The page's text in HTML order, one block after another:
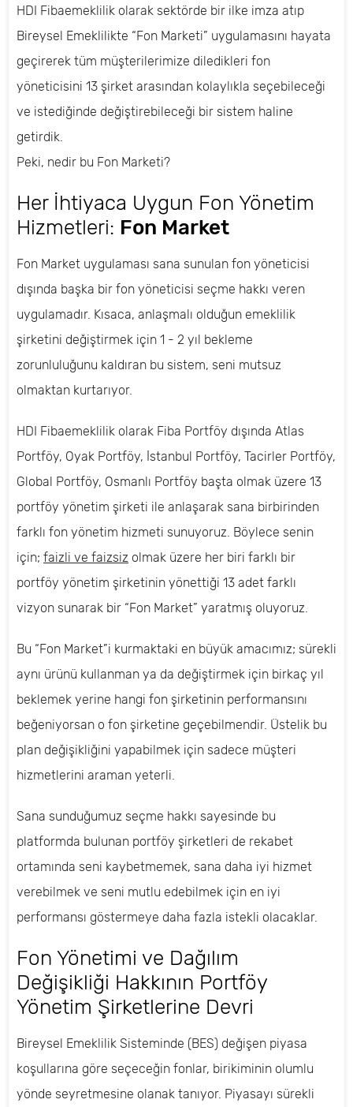
HDI Fibaemeklilik olarak sektörde bir ilke imza atıp
Bireysel Emeklilikte “Fon Marketi” uygulamasını hayata
geçirerek tüm müşterilerimize diledikleri fon
yöneticisini 13 şirket arasından kolaylıkla seçebileceği
ve istediğinde değiştirebileceği bir sistem haline
getirdik.
Peki, nedir bu Fon Marketi?
Her İhtiyaca Uygun Fon Yönetim
Hizmetleri: Fon Market
Fon Market uygulaması sana sunulan fon yöneticisi
dışında başka bir fon yöneticisi seçme hakkı veren
uygulamadır. Kısaca, anlaşmalı olduğun emeklilik
şirketini değiştirmek için 1 - 2 yıl bekleme
zorunluluğunu kaldıran bu sistem, seni mutsuz
olmaktan kurtarıyor.
HDI Fibaemeklilik olarak Fiba Portföy dışında Atlas
Portföy, Oyak Portföy, İstanbul Portföy, Tacirler Portföy,
Global Portföy, Osmanlı Portföy başta olmak üzere 13
portföy yönetim şirketi ile anlaşarak sana birbirinden
farklı fon yönetim hizmeti sunuyoruz. Böylece senin
için; faizli ve faizsiz olmak üzere her biri farklı bir
portföy yönetim şirketinin yönettiği 13 adet farklı
vizyon sunarak bir “Fon Market” yaratmış oluyoruz.
Bu “Fon Market”i kurmaktaki en büyük amacımız; sürekli
aynı ürünü kullanman ya da değiştirmek için birkaç yıl
beklemek yerine hangi fon şirketinin performansını
beğeniyorsan o fon şirketine geçebilmendir. Üstelik bu
plan değişikliğini yapabilmek için sadece müşteri
hizmetlerini araman yeterli.
Sana sunduğumuz seçme hakkı sayesinde bu
platformda bulunan portföy şirketleri de rekabet
ortamında seni kaybetmemek, sana daha iyi hizmet
verebilmek ve seni mutlu edebilmek için en iyi
performansı göstermeye daha fazla istekli olacaklar.
Fon Yönetimi ve Dağılım
Değişikliği Hakkının Portföy
Yönetim Şirketlerine Devri
Bireysel Emeklilik Sisteminde (BES) değişen piyasa
koşullarına göre seçeceğin fonlar, birikiminin olumlu
yönde seyretmesine olanak tanıyor. Piyasayı sürekli